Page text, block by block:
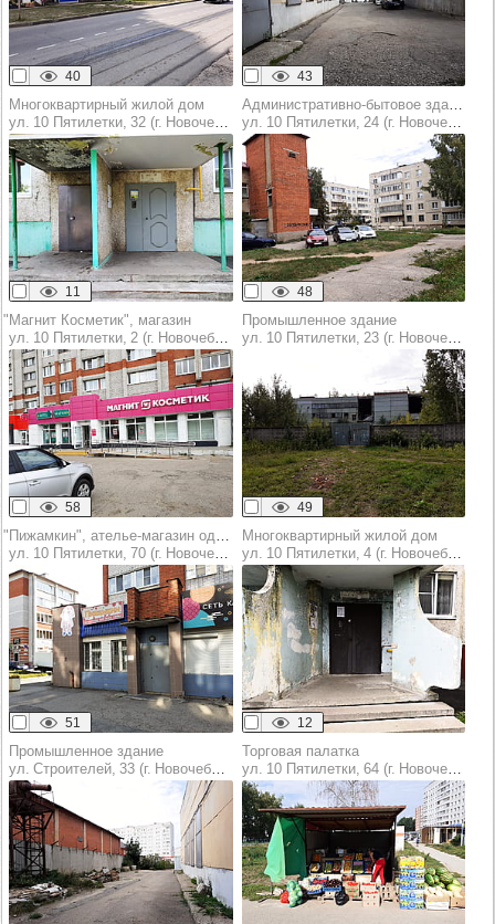
40 43
Многоквартирный жилой дом
ул. 10 Пятилетки, 32 (г. Новочебоксарск)
11
Административно-бытовое здание
ул. 10 Пятилетки, 24 (г. Новочебоксарск)
48
"Магнит Косметик", магазин
ул. 10 Пятилетки, 2 (г. Новочебоксарск)
58
Промышленное здание
ул. 10 Пятилетки, 23 (г. Новочебоксарск)
49
ул. 10 Пятилетки, 70 (г. Новочебоксарск)
51
Многоквартирный жилой дом
ул. 10 Пятилетки, 4 (г. Новочебоксарск)
12
Промышленное здание
ул. Строителей, 33 (г. Новочебоксарск)
Торговая палатка
ул. 10 Пятилетки, 64 (г. Новочебоксарск)